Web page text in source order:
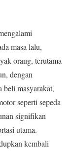
masa lalu,
orang, terutama
dengan
beli masyarakat,
seperti sepeda
signifikan
utama.
kembali